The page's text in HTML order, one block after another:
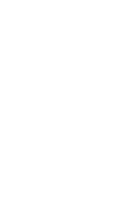
"Podaci nisu alarmantni
evolutivni sled i trend
skoro osamdeset
On dalje ističe da
ne učestvuje u
Kod stanovništva
period za sklapanje
partnerstva, dakle,
imamo polovinu
polovinom stanovništva
Pitanje efikasnosti